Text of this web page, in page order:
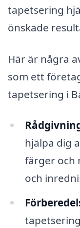
tapetsering
önskade
Här är några
som ett
tapetsering i
hjälpa dig
färger och
och